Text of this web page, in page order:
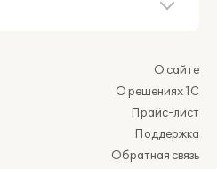
О сайте
О решениях 1С
Прайс-лист
Поддержка
Обратная связь